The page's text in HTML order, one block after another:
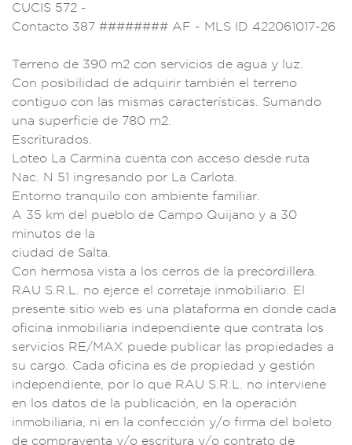
CUCIS 572 -
Contacto 387 ######## AF - ML S ID 422061017-26
Terreno de 390 m2 con servicios de agua y luz.
Con posibilidad de adquirir también el terreno
contiguo con las mismas características. Sumando
una superficie de 780 m2.
Escriturados.
Loteo La Carmina cuenta con acceso desde ruta
Nac. N 51 ingresando por La Carlota.
Entorno tranquilo con ambiente familiar.
A 35 km del pueblo de Campo Quijano y a 30
minutos de l a
ciudad de Salta
Con hermosa vista a los cerros de la precordillera.
RAU S.R. L. no ejerce el corretaje inmobiliario. El
presente sitio web es una plataforma en donde cada
oficina inmobiliaria independiente que contrata los
servicios RE/MAX puede publicar las propiedades a
su cargo. Cada oficina es de propiedad y gestión
independiente, por lo que RAU S.R.L. no interviene
en los datos de la publicación, en la operación
inmobiliaria,
ni en la confección y/o firma del boleto
de compraventa y/o escritura y/o contrato de